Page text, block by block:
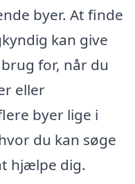
byer. At finde
kan give
for, når du
eller
byer lige i
du kan søge
hjælpe dig.